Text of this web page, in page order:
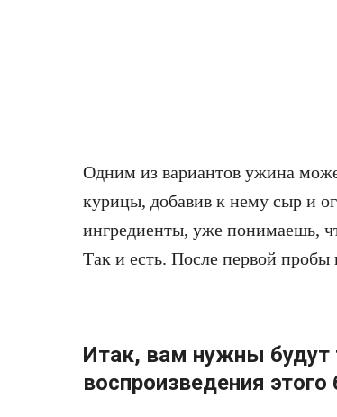
Одним из вариантов ужина
курицы, добавив к нему сыр и
ингредиенты, уже понимаешь,
Так и есть. После первой пробы
Итак, вам нужны будут
воспроизведения